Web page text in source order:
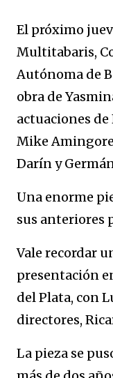
El próximo
Multitabaris,
Autónoma de
obra de
actuaciones
Mike
Darín y
Una enorme
sus anteriores
Vale recordar
presentación
del Plata, con
directores,
La pieza se